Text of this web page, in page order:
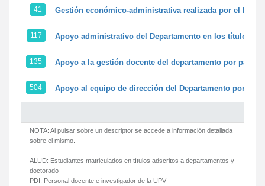
41 Gestión económico-administrativa realizada por el
117 Apoyo administrativo del Departamento en los títulos de
135 Apoyo a la gestión docente del departamento por parte
504 Apoyo al equipo de dirección del Departamento por
NOTA: Al pulsar sobre un descriptor se accede a información detallada
sobre el mismo.
ALUD: Estudiantes matriculados en títulos adscritos a departamentos y
doctorado
PDI: Personal docente e investigador de la UPV